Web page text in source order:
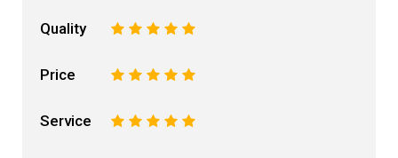
Quality 5
4
3
2
Price 5
4
3
2
Service 5
4
3
2